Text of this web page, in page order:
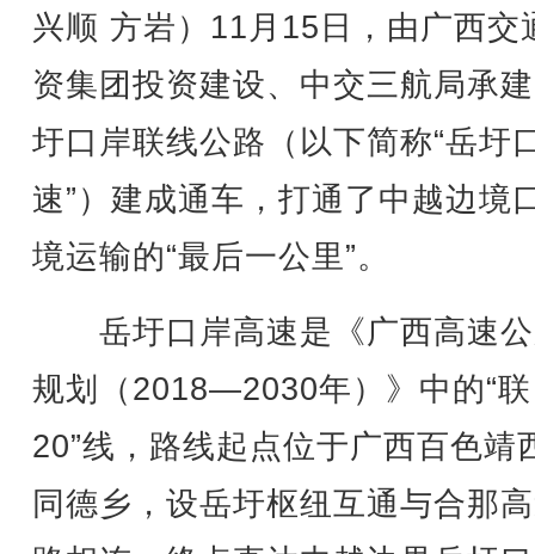
兴顺 方岩）11月15日，由广西交
资集团投资建设、中交三航局承
圩口岸联线公路（以下简称“岳圩
速”）建成通车，打通了中越边境
境运输的“最后一公里”。
岳圩口岸高速是《广西高速
规划（2018—2030年）》中的“联
20”线，路线起点位于广西百色靖
同德乡，设岳圩枢纽互通与合那